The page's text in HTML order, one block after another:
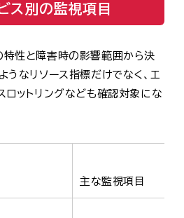
ス別の監視項目
特性と障害時の影響範囲から決
うなリソース指標だけでなく、エ
ロットリングなども確認対象にな
主な監視項目